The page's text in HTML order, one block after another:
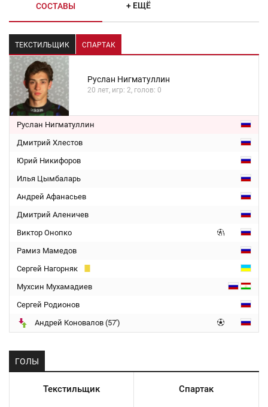
СОСТАВЫ + ЕЩЁ
ТЕКСТИЛЬЩИК СПАРТАК
Руслан Нигматуллин
20 лет, игр: 2, голов: 0
Руслан Нигматуллин
Дмитрий Хлестов
Юрий Никифоров
Илья Цымбаларь
Андрей Афанасьев
Дмитрий Аленичев
Виктор Онопко
Рамиз Мамедов
Сергей Нагорняк
Мухсин Мухамадиев
Сергей Родионов
Андрей Коновалов (57')
ГОЛЫ
Текстильщик Спартак